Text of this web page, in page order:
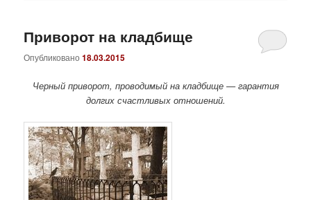
Приворот на кладбище
Опубликовано18.03.2015
Черный приворот, проводимый на кладбище — гарантия
долгих счастливых отношений.